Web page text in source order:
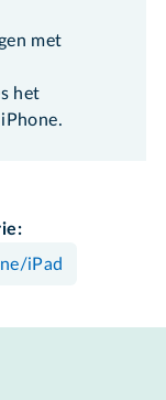
met
het
iPad